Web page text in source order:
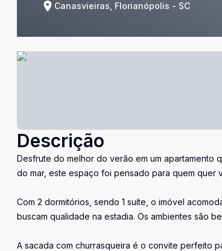
Canasvieiras, Florianópolis - SC
Descrição
Desfrute do melhor do verão em um apartamento
do mar, este espaço foi pensado para quem quer
Com 2 dormitórios, sendo 1 suíte, o imóvel
buscam qualidade na estadia. Os ambientes são
A sacada com churrasqueira é o convite perfeito